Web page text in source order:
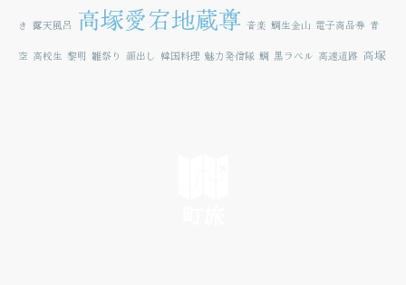
き 露天風呂 高塚愛宕地蔵尊 音楽 鯛生金山 電子商品券 青
空 高校生 黎明 雛祭り 顔出し 韓国料理 魅力発信隊 鯛 黒ラベル 高速道路 高塚